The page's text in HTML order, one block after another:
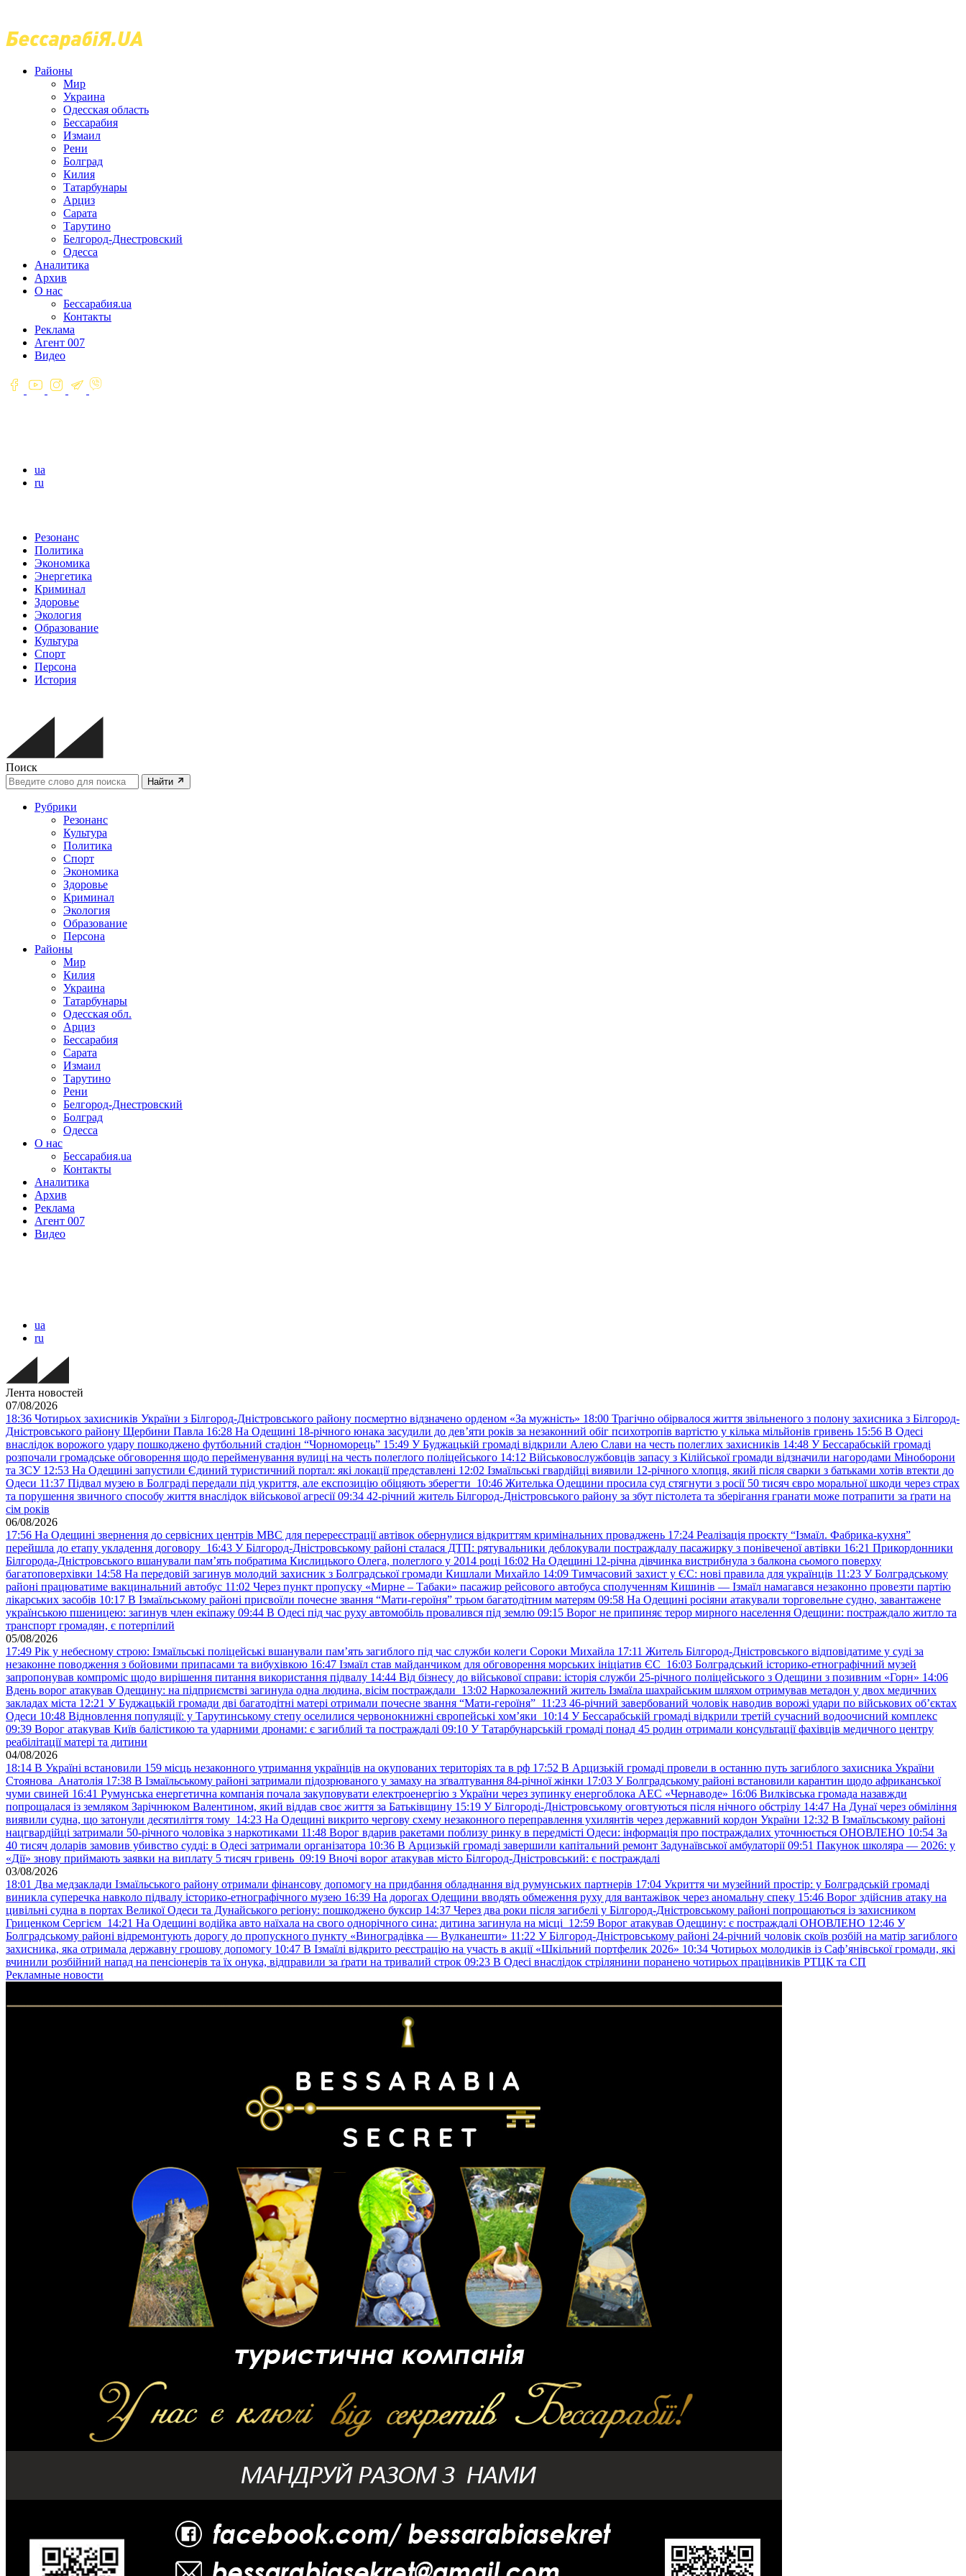
Районы
Мир
Украина
Одесская область
Бессарабия
Измаил
Рени
Болград
Килия
Татарбунары
Арциз
Сарата
Тарутино
Белгород-Днестровский
Одесса
Аналитика
Архив
О нас
Бессарабия.ua
Контакты
Реклама
Агент 007
Видео
ua
ru
Резонанс
Политика
Экономика
Энергетика
Криминал
Здоровье
Экология
Образование
Культура
Спорт
Персона
История
Поиск
Найти
Рубрики
Резонанс
Культура
Политика
Спорт
Экономика
Здоровье
Криминал
Экология
Образование
Персона
Районы
Мир
Килия
Украина
Татарбунары
Одесская обл.
Арциз
Бессарабия
Сарата
Измаил
Тарутино
Рени
Белгород-Днестровский
Болград
Одесса
О нас
Бессарабия.ua
Контакты
Аналитика
Архив
Реклама
Агент 007
Видео
ua
ru
Лента новостей
07/08/2026
18:36 Чотирьох захисників України з Білгород-Дністровського району посмертно відзначено орденом «За мужність» 18:00 Трагічно обірвалося життя звільненого з полону захисника з Білгород-
Дністровського району Щербини Павла 16:28 На Одещині 18-річного юнака засудили до дев’яти років за незаконний обіг психотропів вартістю у кілька мільйонів гривень 15:56 В Одесі
внаслідок ворожого удару пошкоджено футбольний стадіон “Чорноморець” 15:49 У Буджацькій громаді відкрили Алею Слави на честь полеглих захисників 14:48 У Бессарабській громаді
розпочали громадське обговорення щодо перейменування вулиці на честь полеглого поліцейського 14:12 Військовослужбовців запасу з Кілійської громади відзначили нагородами Міноборони
та ЗСУ 12:53 На Одещині запустили Єдиний туристичний портал: які локації представлені 12:02 Ізмаїльські гвардійці виявили 12-річного хлопця, який після сварки з батьками хотів втекти до
Одеси 11:37 Підвал музею в Болграді передали під укриття, але експозицію обіцяють зберегти 10:46 Жителька Одещини просила суд стягнути з росії 50 тисяч євро моральної шкоди через страх
та порушення звичного способу життя внаслідок військової агресії 09:34 42-річний житель Білгород-Дністровського району за збут пістолета та зберігання гранати може потрапити за ґрати на
сім років
06/08/2026
17:56 На Одещині звернення до сервісних центрів МВС для перереєстрації автівок обернулися відкриттям кримінальних проваджень 17:24 Реалізація проєкту “Ізмаїл. Фабрика-кухня”
перейшла до етапу укладення договору 16:43 У Білгород-Дністровському районі сталася ДТП: рятувальники деблокували постраждалу пасажирку з понівеченої автівки 16:21 Прикордонники
Білгорода-Дністровського вшанували пам’ять побратима Кислицького Олега, полеглого у 2014 році 16:02 На Одещині 12-річна дівчинка вистрибнула з балкона сьомого поверху
багатоповерхівки 14:58 На передовій загинув молодий захисник з Болградської громади Кишлали Михайло 14:09 Тимчасовий захист у ЄС: нові правила для українців 11:23 У Болградському
районі працюватиме вакцинальний автобус 11:02 Через пункт пропуску «Мирне – Табаки» пасажир рейсового автобуса сполученням Кишинів — Ізмаїл намагався незаконно провезти партію
лікарських засобів 10:17 В Ізмаїльському районі присвоїли почесне звання “Мати-героїня” трьом багатодітним матерям 09:58 На Одещині росіяни атакували торговельне судно, завантажене
українською пшеницею: загинув член екіпажу 09:44 В Одесі під час руху автомобіль провалився під землю 09:15 Ворог не припиняє терор мирного населення Одещини: постраждало житло та
транспорт громадян, є потерпілий
05/08/2026
17:49 Рік у небесному строю: Ізмаїльські поліцейські вшанували пам’ять загиблого під час служби колеги Сороки Михайла 17:11 Житель Білгород-Дністровського відповідатиме у суді за
незаконне поводження з бойовими припасами та вибухівкою 16:47 Ізмаїл став майданчиком для обговорення морських ініціатив ЄС 16:03 Болградський історико-етнографічний музей
запропонував компроміс щодо вирішення питання використання підвалу 14:44 Від бізнесу до військової справи: історія служби 25-річного поліцейського з Одещини з позивним «Горн» 14:06
Вдень ворог атакував Одещину: на підприємстві загинула одна людина, вісім постраждали 13:02 Наркозалежний житель Ізмаїла шахрайським шляхом отримував метадон у двох медичних
закладах міста 12:21 У Буджацькій громади дві багатодітні матері отримали почесне звання “Мати-героїня” 11:23 46-річний завербований чоловік наводив ворожі удари по військових обʼєктах
Одеси 10:48 Відновлення популяції: у Тарутинському степу оселилися червонокнижні європейські хом’яки 10:14 У Бессарабській громаді відкрили третій сучасний водоочисний комплекс
09:39 Ворог атакував Київ балістикою та ударними дронами: є загиблий та постраждалі 09:10 У Татарбунарській громаді понад 45 родин отримали консультації фахівців медичного центру
реабілітації матері та дитини
04/08/2026
18:14 В Україні встановили 159 місць незаконного утримання українців на окупованих територіях та в рф 17:52 В Арцизькій громаді провели в останню путь загиблого захисника України
Стоянова Анатолія 17:38 В Ізмаїльському районі затримали підозрюваного у замаху на зґвалтування 84-річної жінки 17:03 У Болградському районі встановили карантин щодо африканської
чуми свиней 16:41 Румунська енергетична компанія почала закуповувати електроенергію з України через зупинку енергоблока АЕС «Чернаводе» 16:06 Вилківська громада назавжди
попрощалася із земляком Зарічнюком Валентином, який віддав своє життя за Батьківщину 15:19 У Білгороді-Дністровському оговтуються після нічного обстрілу 14:47 На Дунаї через обміління
виявили судна, що затонули десятиліття тому 14:23 На Одещині викрито чергову схему незаконного переправлення ухилянтів через державний кордон України 12:32 В Ізмаїльському районі
нацгвардійці затримали 50-річного чоловіка з наркотиками 11:48 Ворог вдарив ракетами поблизу ринку в передмісті Одеси: інформація про постраждалих уточнюється ОНОВЛЕНО 10:54 За
40 тисяч доларів замовив убивство судді: в Одесі затримали організатора 10:36 В Арцизькій громаді завершили капітальний ремонт Задунаївської амбулаторії 09:51 Пакунок школяра — 2026: у
«Дії» знову приймають заявки на виплату 5 тисяч гривень 09:19 Вночі ворог атакував місто Білгород-Дністровський: є постраждалі
03/08/2026
18:01 Два медзаклади Ізмаїльського району отримали фінансову допомогу на придбання обладнання від румунських партнерів 17:04 Укриття чи музейний простір: у Болградській громаді
виникла суперечка навколо підвалу історико-етнографічного музею 16:39 На дорогах Одещини вводять обмеження руху для вантажівок через аномальну спеку 15:46 Ворог здійснив атаку на
цивільні судна в портах Великої Одеси та Дунайського регіону: пошкоджено буксир 14:37 Через два роки після загибелі у Білгород-Дністровському районі попрощаються із захисником
Гриценком Сергієм 14:21 На Одещині водійка авто наїхала на свого однорічного сина: дитина загинула на місці 12:59 Ворог атакував Одещину: є постраждалі ОНОВЛЕНО 12:46 У
Болградському районі відремонтують дорогу до пропускного пункту «Виноградівка — Вулканешти» 11:22 У Білгород-Дністровському районі 24-річний чоловік скоїв розбій на матір загиблого
захисника, яка отримала державну грошову допомогу 10:47 В Ізмаїлі відкрито реєстрацію на участь в акції «Шкільний портфелик 2026» 10:34 Чотирьох молодиків із Саф’янівської громади, які
вчинили розбійний напад на пенсіонерів та їх онука, відправили за ґрати на тривалий строк 09:23 В Одесі внаслідок стрілянини поранено чотирьох працівників РТЦК та СП
Рекламные новости